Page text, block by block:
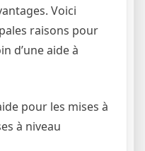
Voici
raisons pour
d’une aide à
pour les mises à
à niveau